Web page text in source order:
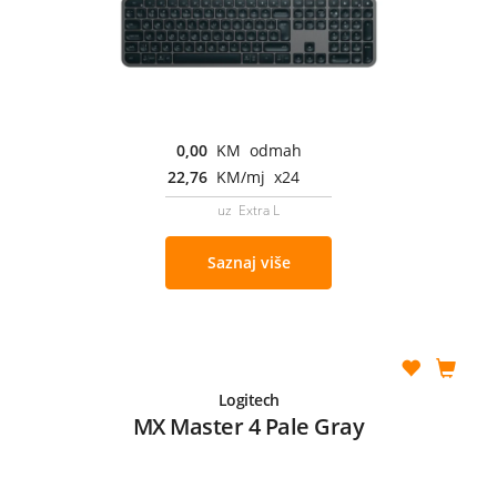
0,00 KM odmah
22,76 KM/mj x24
uz Extra L
Saznaj više
Logitech
MX Master 4 Pale Gray